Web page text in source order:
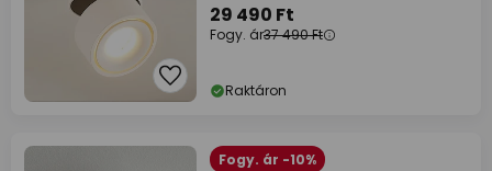
29 490 Ft
Fogy. ár37 490 Ft
Raktáron
Fogy. ár -10%